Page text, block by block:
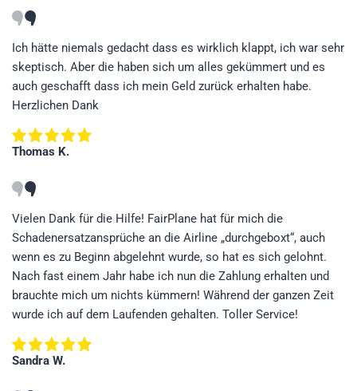
Ich hätte niemals gedacht dass es wirklich klappt, ich war sehr
skeptisch. Aber die haben sich um alles gekümmert und es
auch geschafft dass ich mein Geld zurück erhalten habe.
Herzlichen Dank
Thomas K.
Vielen Dank für die Hilfe! FairPlane hat für mich die
Schadenersatzansprüche an die Airline „durchgeboxt“, auch
wenn es zu Beginn abgelehnt wurde, so hat es sich gelohnt.
Nach fast einem Jahr habe ich nun die Zahlung erhalten und
brauchte mich um nichts kümmern! Während der ganzen Zeit
wurde ich auf dem Laufenden gehalten. Toller Service!
Sandra W.